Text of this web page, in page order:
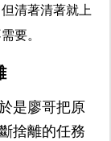
清著清著就上
要。
是廖哥把原
捨離的任務